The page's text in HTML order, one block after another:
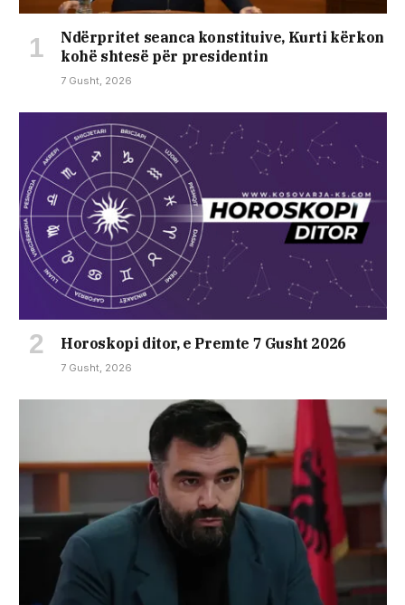
Ndërpritet seanca konstituive, Kurti kërkon
kohë shtesë për presidentin
7 Gusht, 2026
Horoskopi ditor, e Premte 7 Gusht 2026
7 Gusht, 2026